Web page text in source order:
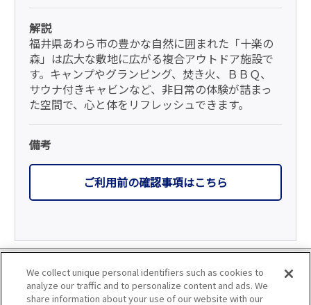
解説
福井県あわら市の豊かな自然に囲まれた「十楽の
森」は広大な敷地に広がる複合アウトドア施設で
す。キャンプやグランピング、焚き火、ＢＢＱ、
サウナ付きキャビンなど、非日常の体験が詰まっ
た空間で、心と体をリフレッシュできます。
備考
ご利用前の確認事項はこちら
個人情報の取り扱いについて
We collect unique personal identifiers such as cookies to
analyze our traffic and to personalize content and ads. We
share information about your use of our website with our